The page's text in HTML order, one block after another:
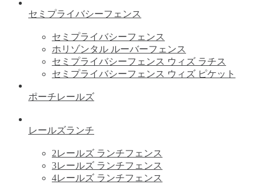
セミプライバシーフェンス
セミプライバシーフェンス
ホリゾンタル ルーバーフェンス
セミプライバシーフェンス ウィズ ラチス
セミプライバシーフェンス ウィズ ピケット
ポーチレールズ
レールズランチ
2レールズ ランチフェンス
3レールズ ランチフェンス
4レールズ ランチフェンス